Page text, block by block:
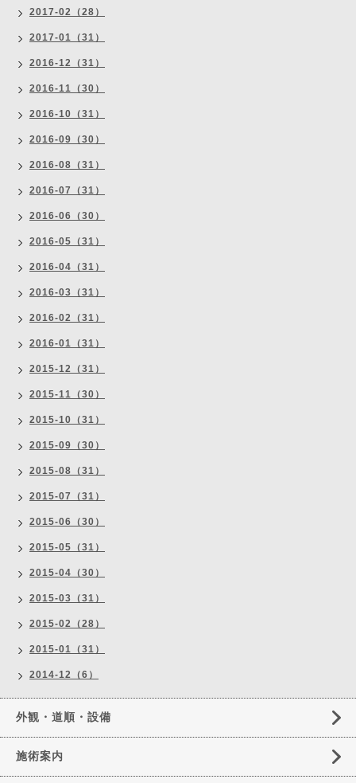
2017-02（28）
2017-01（31）
2016-12（31）
2016-11（30）
2016-10（31）
2016-09（30）
2016-08（31）
2016-07（31）
2016-06（30）
2016-05（31）
2016-04（31）
2016-03（31）
2016-02（31）
2016-01（31）
2015-12（31）
2015-11（30）
2015-10（31）
2015-09（30）
2015-08（31）
2015-07（31）
2015-06（30）
2015-05（31）
2015-04（30）
2015-03（31）
2015-02（28）
2015-01（31）
2014-12（6）
外観・道順・設備
施術案内